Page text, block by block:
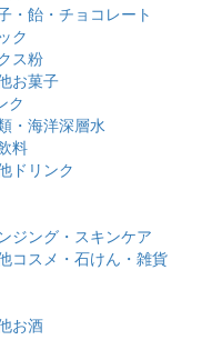
・飴・チョコレート
ク
ス粉
お菓子
ク
・海洋深層水
料
ドリンク
ジング・スキンケア
コスメ・石けん・雑貨
お酒